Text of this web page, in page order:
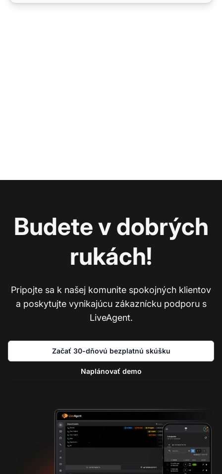
Budete v dobrých
rukách!
Pripojte sa k našej komunite spokojných klientov
a poskytujte vynikajúcu zákaznícku podporu s
LiveAgent.
Začať 30-dňovú bezplatnú skúšku
Naplánovať demo